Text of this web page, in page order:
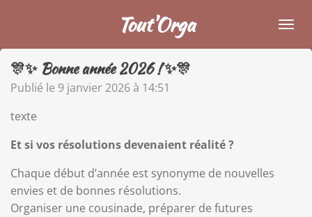
contenu
principal
Tout'Orga
🎊✨ Bonne année 2026 ! ✨🎊
Publié le 9 janvier 2026 à 14:51
texte
Et si vos résolutions devenaient réalité ?
Chaque début d’année est synonyme de nouvelles
envies et de bonnes résolutions.
Organiser une cousinade, préparer de futures